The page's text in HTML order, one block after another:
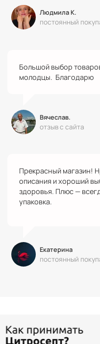
Людмила К.
постоянный
Большой выбор
молодцы. Благодарю
Вячеслав.
отзыв с сайта
Прекрасный магазин!
описания и хороший
здоровья. Плюс —
упаковка.
Екатерина
постоянный